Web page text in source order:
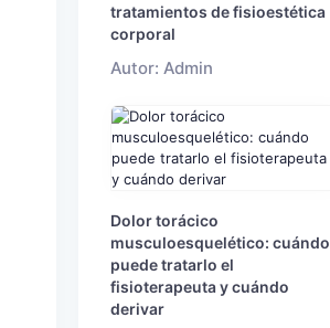
tratamientos de fisioestética
corporal
Autor: Admin
Dolor torácico
musculoesquelético: cuándo
puede tratarlo el
fisioterapeuta y cuándo
derivar